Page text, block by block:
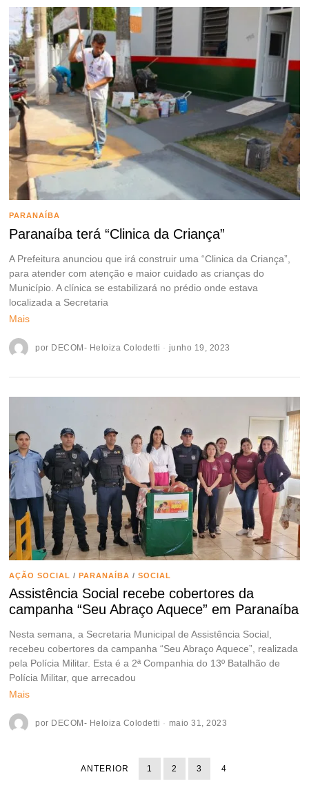
PARANAÍBA
Paranaíba terá “Clinica da Criança”
A Prefeitura anunciou que irá construir uma “Clinica da Criança”,
para atender com atenção e maior cuidado as crianças do
Município. A clínica se estabilizará no prédio onde estava
localizada a Secretaria
Mais
por DECOM- Heloiza Colodetti junho 19, 2023
AÇÃO SOCIAL / PARANAÍBA / SOCIAL
Assistência Social recebe cobertores da
campanha “Seu Abraço Aquece” em Paranaíba
Nesta semana, a Secretaria Municipal de Assistência Social,
recebeu cobertores da campanha “Seu Abraço Aquece”, realizada
pela Polícia Militar. Esta é a 2ª Companhia do 13º Batalhão de
Polícia Militar, que arrecadou
Mais
por DECOM- Heloiza Colodetti maio 31, 2023
ANTERIOR 1 2 3 4